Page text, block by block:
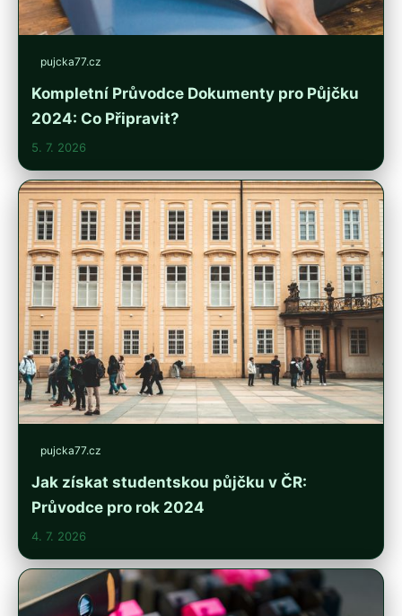
pujcka77.cz
Kompletní Průvodce Dokumenty pro Půjčku
2024: Co Připravit?
5. 7. 2026
pujcka77.cz
Jak získat studentskou půjčku v ČR:
Průvodce pro rok 2024
4. 7. 2026